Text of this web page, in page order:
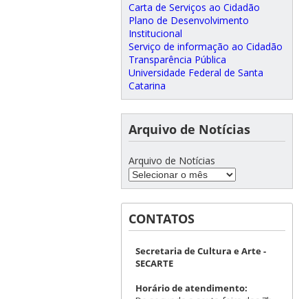
Carta de Serviços ao Cidadão
Plano de Desenvolvimento
Institucional
Serviço de informação ao Cidadão
Transparência Pública
Universidade Federal de Santa
Catarina
Arquivo de Notícias
Arquivo de Notícias
CONTATOS
Secretaria de Cultura e Arte -
SECARTE
Horário de atendimento: